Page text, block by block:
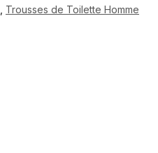
Trousses de Toilette Homme